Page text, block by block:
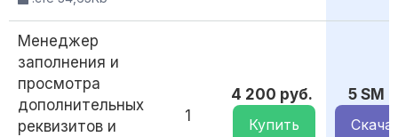
Менеджер
заполнения и
просмотра
дополнительных
реквизитов и
1
4 200 руб.
Купить
5 SM